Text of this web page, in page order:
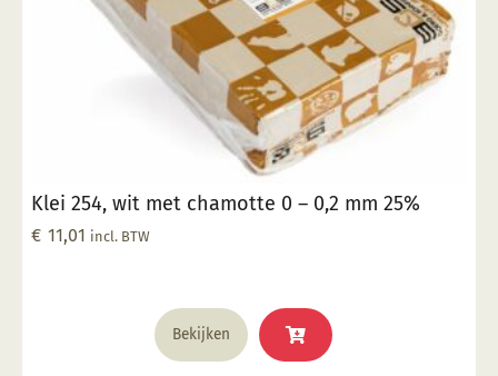
Klei 254, wit met chamotte 0 – 0,2 mm 25%
€ 11,01 incl. BTW
Bekijken